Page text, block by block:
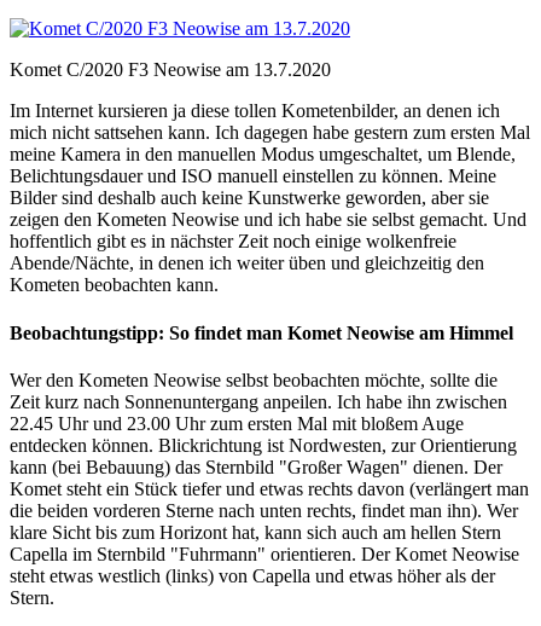
Komet C/2020 F3 Neowise am 13.7.2020
Im Internet kursieren ja diese tollen Kometenbilder, an denen ich
mich nicht sattsehen kann. Ich dagegen habe gestern zum ersten Mal
meine Kamera in den manuellen Modus umgeschaltet, um Blende,
Belichtungsdauer und ISO manuell einstellen zu können. Meine
Bilder sind deshalb auch keine Kunstwerke geworden, aber sie
zeigen den Kometen Neowise und ich habe sie selbst gemacht. Und
hoffentlich gibt es in nächster Zeit noch einige wolkenfreie
Abende/Nächte, in denen ich weiter üben und gleichzeitig den
Kometen beobachten kann.
Beobachtungstipp: So findet man Komet Neowise am Himmel
Wer den Kometen Neowise selbst beobachten möchte, sollte die
Zeit kurz nach Sonnenuntergang anpeilen. Ich habe ihn zwischen
22.45 Uhr und 23.00 Uhr zum ersten Mal mit bloßem Auge
entdecken können. Blickrichtung ist Nordwesten, zur Orientierung
kann (bei Bebauung) das Sternbild "Großer Wagen" dienen. Der
Komet steht ein Stück tiefer und etwas rechts davon (verlängert man
die beiden vorderen Sterne nach unten rechts, findet man ihn). Wer
klare Sicht bis zum Horizont hat, kann sich auch am hellen Stern
Capella im Sternbild "Fuhrmann" orientieren. Der Komet Neowise
steht etwas westlich (links) von Capella und etwas höher als der
Stern.